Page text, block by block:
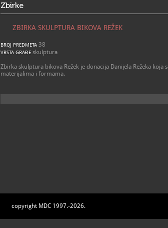
Zbirke
ZBIRKA SKULPTURA BIKOVA REŽEK
BROJ PREDMETA 38
VRSTA GRAĐE skulptura
Zbirka skulptura bikova Režek je donacija Danijela Režeka
materijalima i formama.
copyright MDC 1997.-2026.